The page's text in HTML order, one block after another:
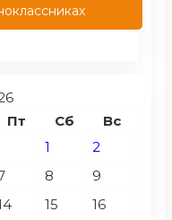
Пт Сб Вс
1
2
8
9
15
16